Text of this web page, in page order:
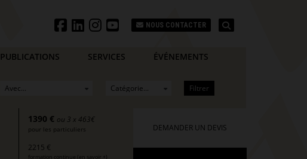
NOUS CONTACTER
PUBLICATIONS SERVICES ÉVÉNEMENTS
Filtrer
1390 € ou 3 x 463€
pour les particuliers
2215 €
formation continue ( en savoir + )
DEMANDER UN DEVIS